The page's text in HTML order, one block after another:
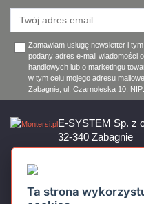
Zamawiam usługę newsletter i
podany adres e-mail wiadomości
handlowych lub o marketingu
w tym celu mojego adresu
Zabagnie, ul. Czarnoleska 10,
E-SYSTEM Sp. z
32-340 Zabagnie
ul. Czarnoleska 10
Ta strona